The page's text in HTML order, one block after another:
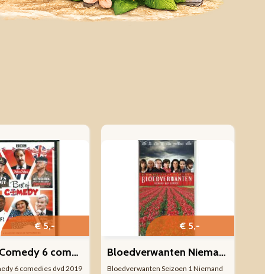
€ 5,-
Best of Comedy 6 comedies DVD 2019 NIEUW GESEALD
6 comedies dvd 2019
€ 5,-
Bloedverwanten Niemand kan zonder 3 DVD's Seizoen 1 NIEUW
Bloedverwanten Seizoen 1 Niemand